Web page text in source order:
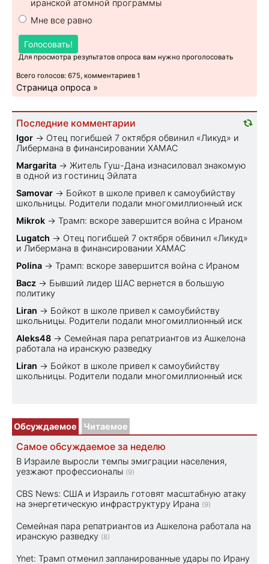
иранской атомной программы
Мне все равно
Голосовать!
Для просмотра результатов опроса вам нужно проголосовать
Всего голосов: 675, комментариев 1
Страница опроса »
Последние комментарии
Igor → Отец погибшей 7 октября обвинил «Ликуд» и
Либермана в финансировании ХАМАС
Margarita → Житель Гуш-Дана изнасиловал знакомую
в одной из гостиниц Эйлата
Samovar → Бойкот в школе привел к самоубийству
школьницы. Родители подали многомиллионный иск
Mikrok → Трамп: вскоре завершится война с Ираном
Lugatch → Отец погибшей 7 октября обвинил «Ликуд»
и Либермана в финансировании ХАМАС
Polina → Трамп: вскоре завершится война с Ираном
Bacz → Бывший лидер ШАС вернется в большую
политику
Liran → Бойкот в школе привел к самоубийству
школьницы. Родители подали многомиллионный иск
Aleks48 → Семейная пара репатриантов из Ашкелона
работала на иранскую разведку
Liran → Бойкот в школе привел к самоубийству
школьницы. Родители подали многомиллионный иск
Обсуждаемое Читаемое
Самое обсуждаемое за неделю
В Израиле выросли темпы эмиграции населения,
уезжают профессионалы (9)
CBS News: США и Израиль готовят масштабную атаку
на энергетическую инфраструктуру Ирана (9)
Семейная пара репатриантов из Ашкелона работала на
иранскую разведку (8)
Ynet: Трамп отменил запланированные удары по Ирану